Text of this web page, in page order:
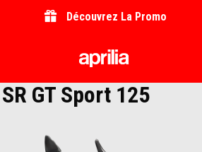
Découvrez La Promo
Aller au contenu principal
GT Sport 125